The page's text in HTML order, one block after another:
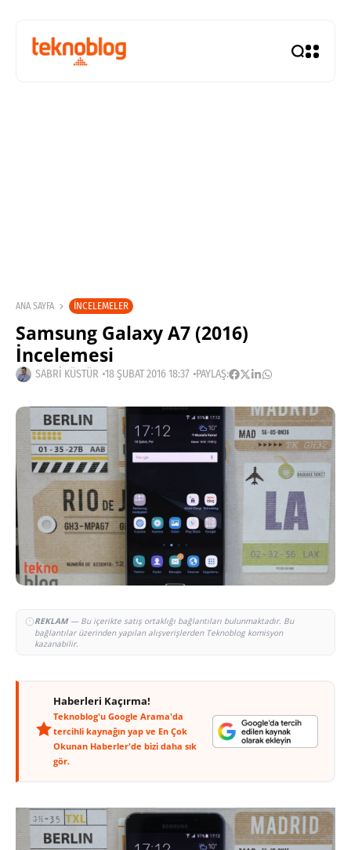
ANA SAYFA İNCELEMELER
Samsung Galaxy A7 (2016)
İncelemesi
SABRI KÜSTÜR 18 ŞUBAT 2016 18:37 PAYLAŞ:
REKLAM— Bu içerikte satış ortaklığı bağlantıları bulunmaktadır. Bu
bağlantılar üzerinden yapılan alışverişlerden Teknoblog komisyon
kazanabilir.
Haberleri Kaçırma!
Teknoblog'u Google Arama'da
tercihli kaynağın yap ve En Çok
Okunan Haberler'de bizi daha sık
gör.